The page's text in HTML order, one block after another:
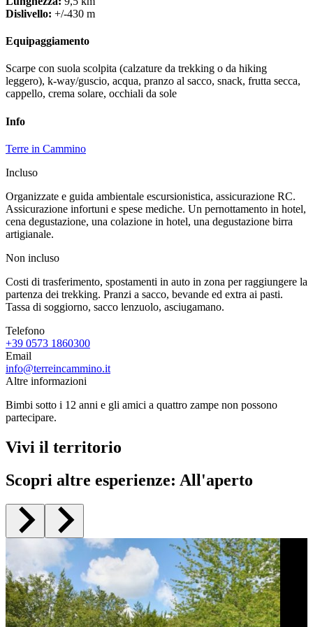
Dislivello: +/-430 m
Equipaggiamento
Scarpe con suola scolpita (calzature da trekking o da hiking
leggero), k-way/guscio, acqua, pranzo al sacco, snack, frutta secca,
cappello, crema solare, occhiali da sole
Info
Terre in Cammino
Incluso
Organizzate e guida ambientale escursionistica, assicurazione RC.
Assicurazione infortuni e spese mediche. Un pernottamento in hotel,
cena degustazione, una colazione in hotel, una degustazione birra
artigianale.
Non incluso
Costi di trasferimento, spostamenti in auto in zona per raggiungere la
partenza dei trekking. Pranzi a sacco, bevande ed extra ai pasti.
Tassa di soggiorno, sacco lenzuolo, asciugamano.
Telefono
+39 0573 1860300
Email
info@terreincammino.it
Altre informazioni
Bimbi sotto i 12 anni e gli amici a quattro zampe non possono
partecipare.
Vivi il territorio
Scopri altre esperienze: All'aperto